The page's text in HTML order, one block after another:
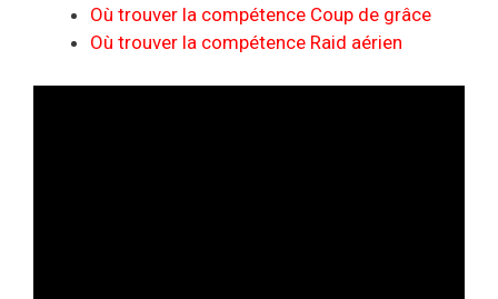
Où trouver la compétence Coup de grâce
Où trouver la compétence Raid aérien